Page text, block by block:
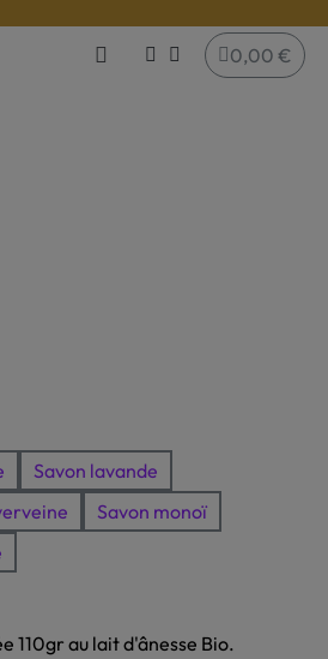
0,00 €
Savon lavande
Savon monoï
110gr au lait d'ânesse Bio.